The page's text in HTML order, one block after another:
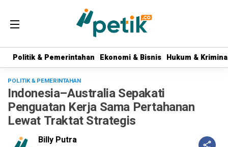
Politik & Pemerintahan Ekonomi & Bisnis Hukum &
Politik & Pemerintahan Ekonomi & Bisnis Hukum &
POLITIK & PEMERINTAHAN
Indonesia–Australia Sepakati
Penguatan Kerja Sama Pertahanan
Lewat Traktat Strategis
Billy Putra